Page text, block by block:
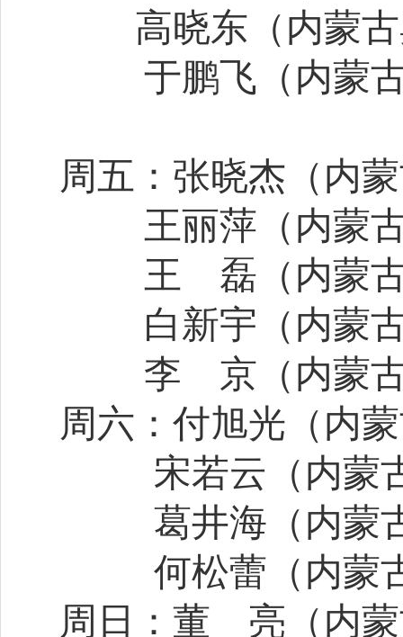
高晓东（内蒙
于鹏飞（内蒙
周五：张晓杰（内
王丽萍（内蒙
王
磊（内蒙
白新宇（内蒙
李
京（内蒙
周六：付旭光（内
宋若云（内蒙
葛井海（内蒙
何松蕾（内蒙
周日：董
亮（内